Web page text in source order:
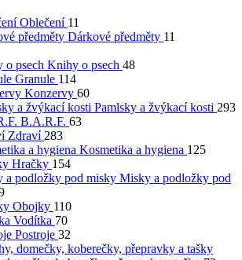
Oblečení 11
Dárkové předměty 11
Knihy o psech 48
Granule 114
Konzervy 60
Pamlsky a žvýkací kosti 293
B.A.R.F. 63
Zdraví 283
Kosmetika a hygiena 125
Hračky 154
Misky a podložky pod
Obojky 110
Vodítka 70
Postroje 32